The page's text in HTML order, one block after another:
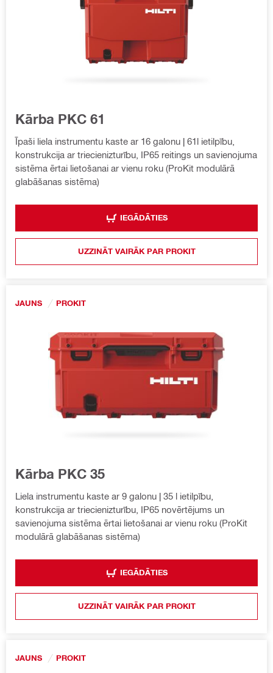
Kārba PKC 61
Īpaši liela instrumentu kaste ar 16 galonu | 61l ietilpību,
konstrukcija ar triecienizturību, IP65 reitings un savienojuma
sistēma ērtai lietošanai ar vienu roku (ProKit modulārā
glabāšanas sistēma)
IEGĀDĀTIES
UZZINĀT VAIRĀK PAR PROKIT
JAUNS PROKIT
Kārba PKC 35
Liela instrumentu kaste ar 9 galonu | 35 l ietilpību,
konstrukcija ar triecienizturību, IP65 novērtējums un
savienojuma sistēma ērtai lietošanai ar vienu roku (ProKit
modulārā glabāšanas sistēma)
IEGĀDĀTIES
UZZINĀT VAIRĀK PAR PROKIT
JAUNS PROKIT